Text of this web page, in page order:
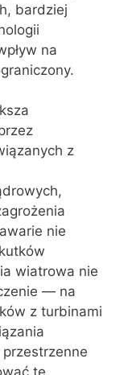
bardziej
na
z
nie
wiatrowa nie
— na
z turbinami